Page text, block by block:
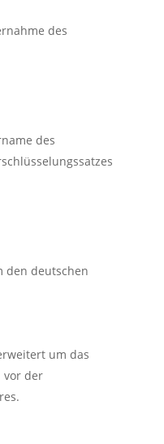
des
des
den deutschen
um das
vor der